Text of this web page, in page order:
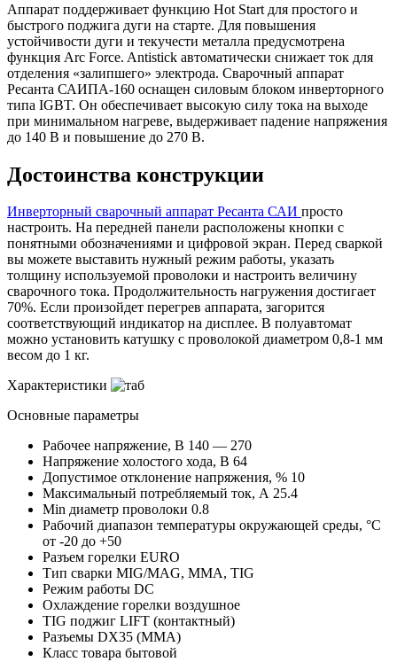
Аппарат поддерживает функцию Hot Start для простого и
быстрого поджига дуги на старте. Для повышения
устойчивости дуги и текучести металла предусмотрена
функция Arc Force. Antistick автоматически снижает ток для
отделения «залипшего» электрода. Сварочный аппарат
Ресанта САИПА-160 оснащен силовым блоком инверторного
типа IGBT. Он обеспечивает высокую силу тока на выходе
при минимальном нагреве, выдерживает падение напряжения
до 140 В и повышение до 270 В.
Достоинства конструкции
Инверторный сварочный аппарат Ресанта САИ просто
настроить. На передней панели расположены кнопки с
понятными обозначениями и цифровой экран. Перед сваркой
вы можете выставить нужный режим работы, указать
толщину используемой проволоки и настроить величину
сварочного тока. Продолжительность нагружения достигает
70%. Если произойдет перегрев аппарата, загорится
соответствующий индикатор на дисплее. В полуавтомат
можно установить катушку с проволокой диаметром 0,8-1 мм
весом до 1 кг.
Характеристики
Основные параметры
Рабочее напряжение, В 140 — 270
Напряжение холостого хода, В 64
Допустимое отклонение напряжения, % 10
Максимальный потребляемый ток, А 25.4
Min диаметр проволоки 0.8
Рабочий диапазон температуры окружающей среды, °C
от -20 до +50
Разъем горелки EURO
Тип сварки MIG/MAG, MMA, TIG
Режим работы DC
Охлаждение горелки воздушное
TIG поджиг LIFT (контактный)
Разъемы DX35 (MMA)
Класс товара бытовой